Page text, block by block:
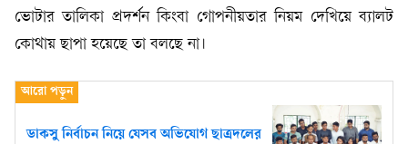
ভোটার তালিকা প্রদর্শন কিংবা গোপনীয়তার নিয়ম দেখিয়ে ব্যালট
কোথায় ছাপা হয়েছে তা বলছে না।
ডাকসু নির্বাচন নিয়ে যেসব অভিযোগ ছাত্রদলের